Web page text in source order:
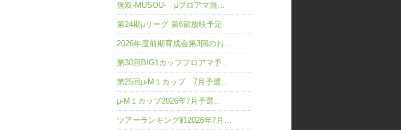
無双-MUSOU- μプロアマ混…
第24期μリーグ 第6節放映予定
2026年度前期育成会第3回のお…
第30回BIG1カッププロアマ予…
第25回μ-M１カップ 7月予選…
μ-M１カップ2026年7月予選…
ツアーランキング戦2026年7月…